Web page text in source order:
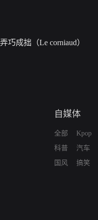
弄巧成拙（Le corniaud）
自媒体
全部
科普
国风
Kpop
汽车
搞笑